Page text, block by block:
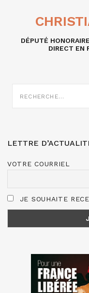
DÉPUTÉ
DIRECT EN
SUR
LETTRE
VOTRE COURRIEL
JE SOUHAITE